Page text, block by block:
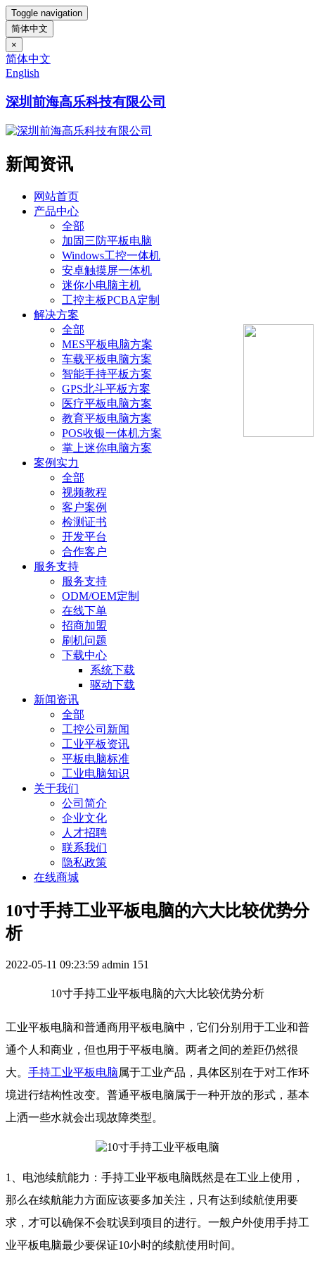
Toggle navigation
简体中文
×
简体中文
English
深圳前海高乐科技有限公司
新闻资讯
网站首页
产品中心
全部
加固三防平板电脑
Windows工控一体机
安卓触摸屏一体机
迷你小电脑主机
工控主板PCBA定制
解决方案
全部
MES平板电脑方案
车载平板电脑方案
智能手持平板方案
GPS北斗平板方案
医疗平板电脑方案
教育平板电脑方案
POS收银一体机方案
掌上迷你电脑方案
案例实力
全部
视频教程
客户案例
检测证书
开发平台
合作客户
服务支持
服务支持
ODM/OEM定制
在线下单
招商加盟
刷机问题
下载中心
系统下载
驱动下载
新闻资讯
全部
工控公司新闻
工业平板资讯
平板电脑标准
工业电脑知识
关于我们
公司简介
企业文化
人才招聘
联系我们
隐私政策
在线商城
10寸手持工业平板电脑的六大比较优势分
析
2022-05-11 09:23:59 admin 151
10寸手持工业平板电脑的六大比较优势分析
工业平板电脑和普通商用平板电脑中，它们分别用于工业和普
通个人和商业，但也用于平板电脑。两者之间的差距仍然很
大。 手持工业平板电脑属于工业产品，具体区别在于对工作环
境进行结构性改变。普通平板电脑属于一种开放的形式，基本
上洒一些水就会出现故障类型。
1、电池续航能力：手持工业平板电脑既然是在工业上使用，
那么在续航能力方面应该要多加关注，只有达到续航使用要
求，才可以确保不会耽误到项目的进行。一般户外使用手持工
业平板电脑最少要保证10小时的续航使用时间。